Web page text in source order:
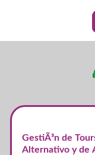
GestiÃ³n de
Alternativo y de